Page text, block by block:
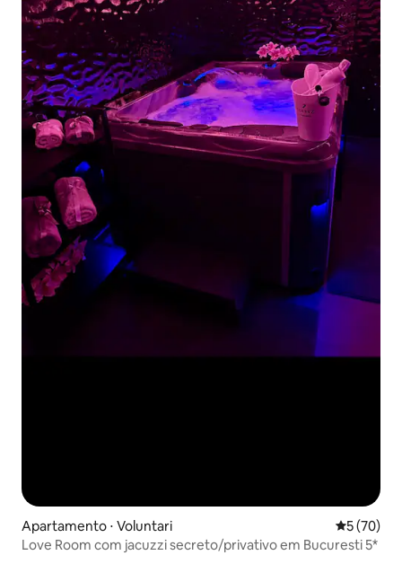
Apartamento ⋅ Voluntari 5 de uma
5 (70)
Love Room com jacuzzi secreto/privativo em Bucuresti 5*